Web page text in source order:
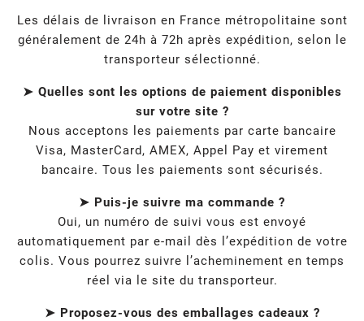
Les délais de livraison en France métropolitaine sont
généralement de 24h à 72h après expédition, selon le
transporteur sélectionné.
➤ Quelles sont les options de paiement disponibles
sur votre site ?
Nous acceptons les paiements par carte bancaire
Visa, MasterCard, AMEX, Appel Pay et virement
bancaire. Tous les paiements sont sécurisés.
➤ Puis-je suivre ma commande ?
Oui, un numéro de suivi vous est envoyé
automatiquement par e-mail dès l’expédition de votre
colis. Vous pourrez suivre l’acheminement en temps
réel via le site du transporteur.
➤ Proposez-vous des emballages cadeaux ?